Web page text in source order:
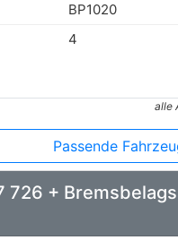
BP1020
4
alle
Passende
726 +